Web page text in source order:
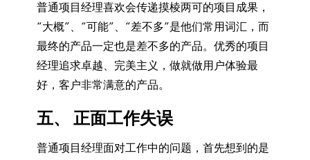
普通项目经理喜欢会传递摸棱两可的项目成果，
“大概”、“可能”、“差不多”是他们常用词汇，而
最终的产品一定也是差不多的产品。优秀的项目
经理追求卓越、完美主义，做就做用户体验最
好，客户非常满意的产品。
五、 正面工作失误
普通项目经理面对工作中的问题，首先想到的是